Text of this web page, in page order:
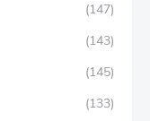
(147)
(143)
(145)
(133)